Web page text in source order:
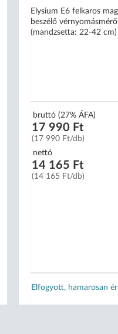
Elysium E6 felkaros
beszélő vérnyomásmérő
(mandzsetta: 22-42 cm)
bruttó (27% ÁFA)
17 990 Ft
(17 990 Ft/db)
nettó
14 165 Ft
(14 165 Ft/db)
Elfogyott, hamarosan